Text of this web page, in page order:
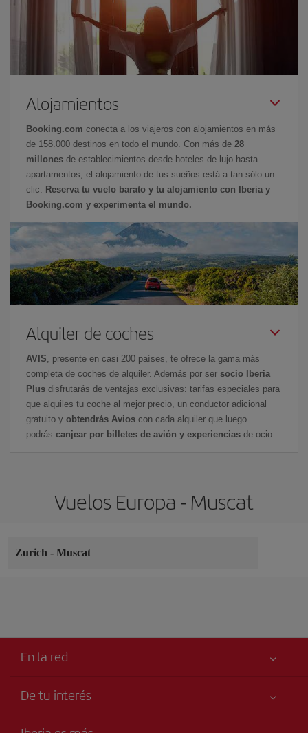
Alojamientos
Booking.com conecta a los viajeros con alojamientos en más
de 158.000 destinos en todo el mundo. Con más de 28
millones de establecimientos desde hoteles de lujo hasta
apartamentos, el alojamiento de tus sueños está a tan sólo un
clic.
Reserva tu vuelo barato y tu alojamiento con Iberia y
Booking.com y experimenta el mundo.
Alquiler de coches
AVIS , presente en casi 200 países, te ofrece la gama más
completa de coches de alquiler. Además por ser socio Iberia
Plus disfrutarás de ventajas exclusivas: tarifas especiales para
que alquiles tu coche al mejor precio, un conductor adicional
gratuito y obtendrás Avios con cada alquiler que luego
podrás canjear por billetes de avión y experiencias de ocio.
Vuelos Europa - Muscat
Zurich - Muscat
En la red
De tu interés